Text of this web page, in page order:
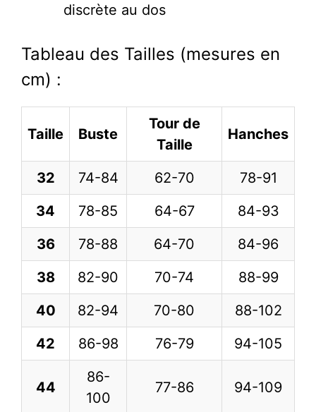
discrète au dos
Tableau des Tailles (mesures en
cm) :
Taille Buste
Tour de
Taille
Hanches
32 74-84 62-70
78-91
34
78-85 64-67
84-93
36
78-88 64-70
84-96
38
82-90 70-74
88-99
40
82-94 70-80
88-102
42
86-98 76-79 94-105
44
86-
100
77-86 94-109